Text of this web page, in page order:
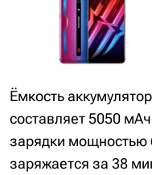
Ёмкость
составляет 5050
зарядки мощностью
заряжается за 38